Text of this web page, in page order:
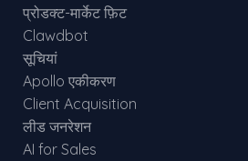
प्रोडक्ट-मार्केट फ़िट
Clawdbot
सूचियां
Apollo एकीकरण
Client Acquisition
लीड जनरेशन
AI for Sales